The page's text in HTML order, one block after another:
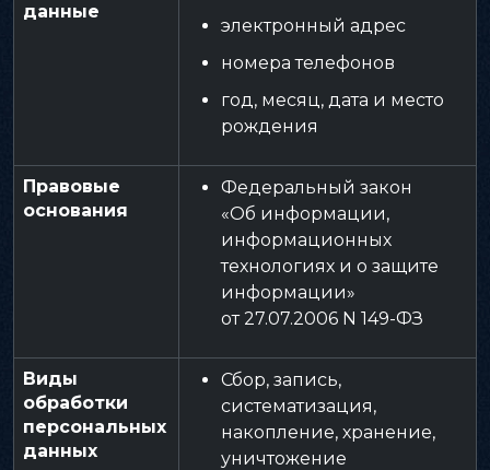
данные
электронный адрес
номера телефонов
год, месяц, дата и место
рождения
Правовые
основания
Федеральный закон
«Об информации,
информационных
технологиях и о защите
информации»
от 27.07.2006 N 149-ФЗ
Виды
обработки
персональных
данных
Сбор, запись,
систематизация,
накопление, хранение,
уничтожение